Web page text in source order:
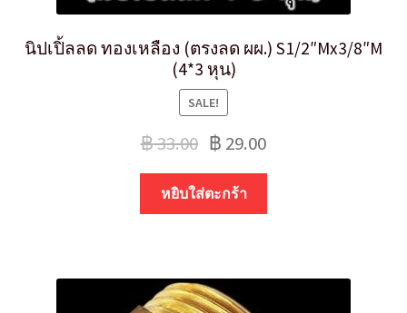
นิปเปิ้ลลด ทองเหลือง (ตรงลด ผผ.) S1/2″Mx3/8″M
(4*3 หุน)
SALE!
฿33.00 ฿ 29.00
หยิบใส่ตะกร้า